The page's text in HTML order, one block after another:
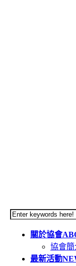
關於協會
協會簡
最新活動